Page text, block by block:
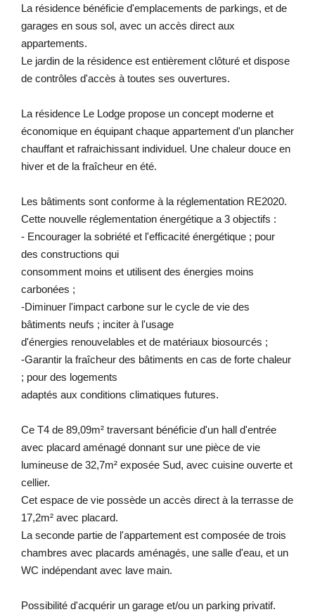
La résidence bénéficie d'emplacements de parkings, et de
garages en sous sol, avec un accès direct aux
appartements.
Le jardin de la résidence est entièrement clôturé et dispose
de contrôles d'accès à toutes ses ouvertures.
La résidence Le Lodge propose un concept moderne et
économique en équipant chaque appartement d'un plancher
chauffant et rafraichissant individuel. Une chaleur douce en
hiver et de la fraîcheur en été.
Les bâtiments sont conforme à la réglementation RE2020.
Cette nouvelle réglementation énergétique a 3 objectifs :
- Encourager la sobriété et l'efficacité énergétique ; pour
des constructions qui
consomment moins et utilisent des énergies moins
carbonées ;
-Diminuer l'impact carbone sur le cycle de vie des
bâtiments neufs ; inciter à l'usage
d'énergies renouvelables et de matériaux biosourcés ;
-Garantir la fraîcheur des bâtiments en cas de forte chaleur
; pour des logements
adaptés aux conditions climatiques futures.
Ce T4 de 89,09m² traversant bénéficie d'un hall d'entrée
avec placard aménagé donnant sur une pièce de vie
lumineuse de 32,7m² exposée Sud, avec cuisine ouverte et
cellier.
Cet espace de vie possède un accès direct à la terrasse de
17,2m² avec placard.
La seconde partie de l'appartement est composée de trois
chambres avec placards aménagés, une salle d'eau, et un
WC indépendant avec lave main.
Possibilité d'acquérir un garage et/ou un parking privatif.